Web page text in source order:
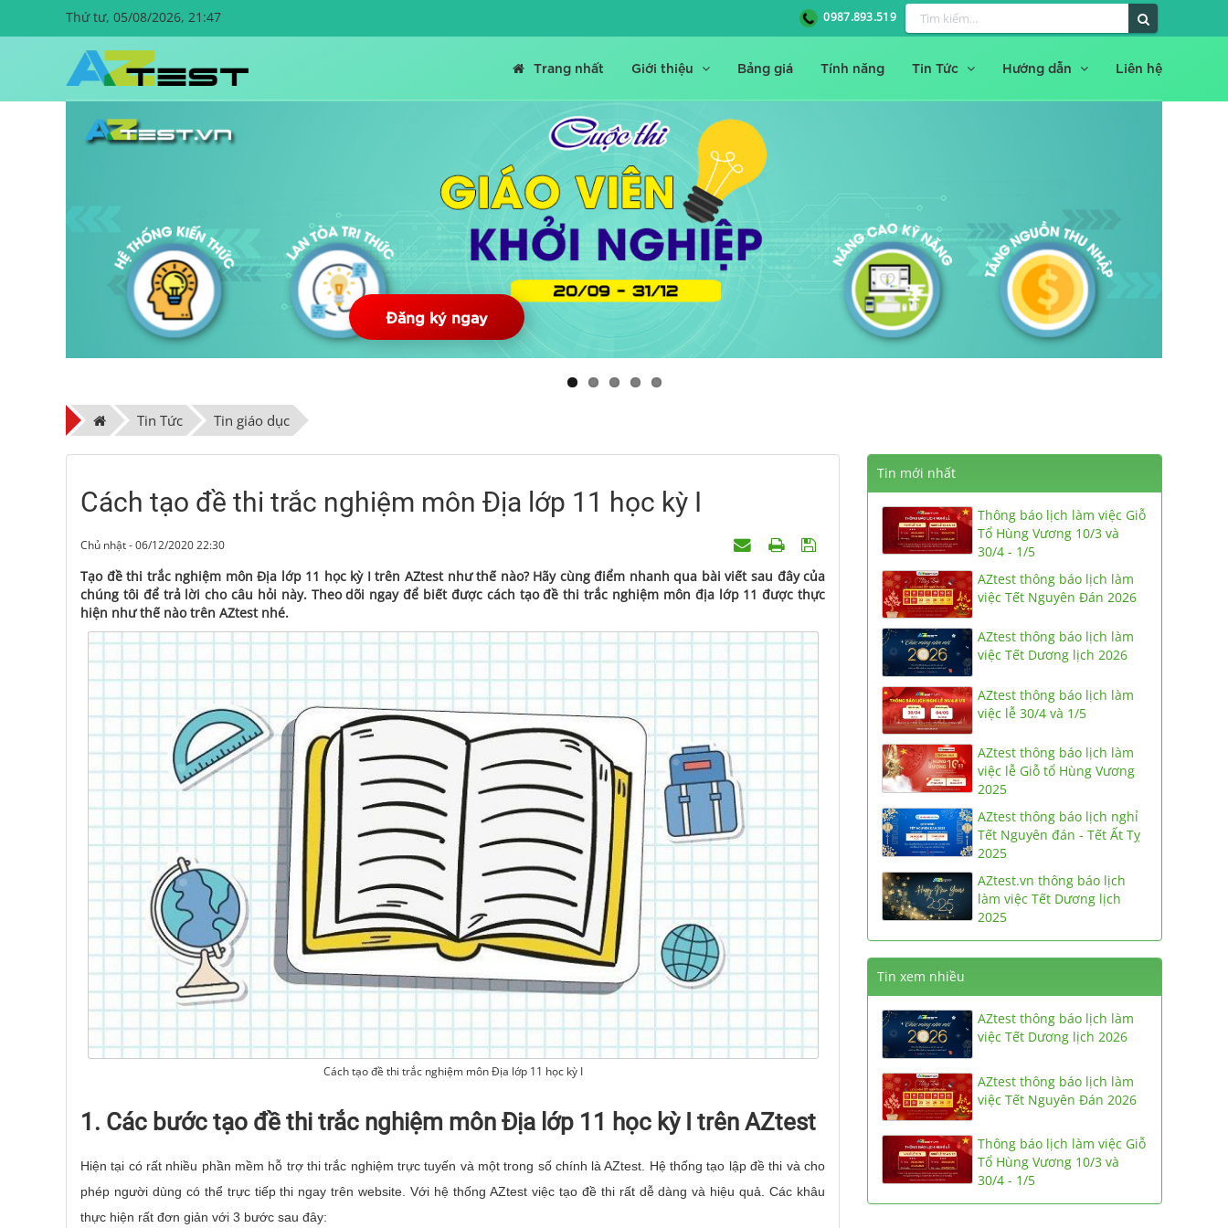
Thứ tư, 05/08/2026, 21:47 0987.893.519
Trang nhất Giới thiệu Bảng giá Tính năng Tin Tức Hướng dẫn Liên hệ
Đăng ký ngay
Tin Tức Tin giáo dục
Tin mới nhất
Thông báo lịch làm việc Giỗ
Tổ Hùng Vương 10/3 và
30/4 - 1/5
AZtest thông báo lịch làm
việc Tết Nguyên Đán 2026
AZtest thông báo lịch làm
việc Tết Dương lịch 2026
AZtest thông báo lịch làm
việc lễ 30/4 và 1/5
AZtest thông báo lịch làm
việc lễ Giỗ tổ Hùng Vương
2025
AZtest thông báo lịch nghỉ
Tết Nguyên đán - Tết Ất Tỵ
2025
AZtest.vn thông báo lịch
làm việc Tết Dương lịch
2025
Tin xem nhiều
AZtest thông báo lịch làm
việc Tết Dương lịch 2026
AZtest thông báo lịch làm
việc Tết Nguyên Đán 2026
Thông báo lịch làm việc Giỗ
Tổ Hùng Vương 10/3 và
30/4 - 1/5
Cách tạo đề thi trắc nghiệm môn Địa lớp 11 học kỳ I
Chủ nhật - 06/12/2020 22:30
Tạo đề thi trắc nghiệm môn Địa lớp 11 học kỳ I trên AZtest như thế nào? Hãy cùng điểm nhanh qua bài viết sau đây của
chúng tôi để trả lời cho câu hỏi này. Theo dõi ngay để biết được cách tạo đề thi trắc nghiệm môn địa lớp 11 được thực
hiện như thế nào trên AZtest nhé.
Cách tạo đề thi trắc nghiệm môn Địa lớp 11 học kỳ I
1. Các bước tạo đề thi trắc nghiệm môn Địa lớp 11 học kỳ I trên AZtest
Hiện tại có rất nhiều phần mềm hỗ trợ thi trắc nghiệm trực tuyến và một trong số chính là AZtest. Hệ thống tạo lập đề thi và cho
phép người dùng có thể trực tiếp thi ngay trên website. Với hệ thống AZtest việc tạo đề thi rất dễ dàng và hiệu quả. Các khâu
thực hiện rất đơn giản với 3 bước sau đây: